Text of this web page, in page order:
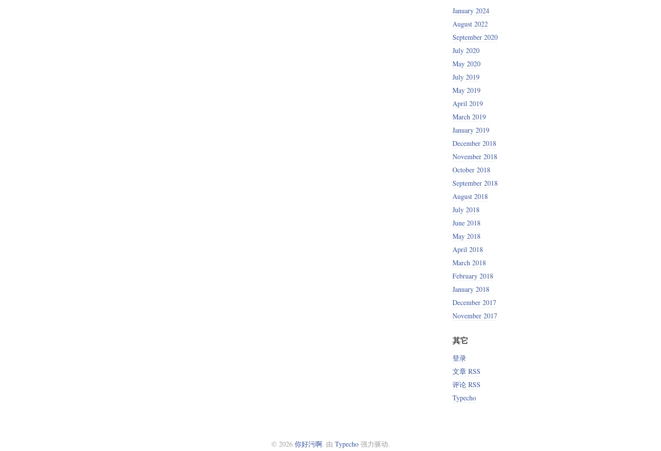
January 2024
August 2022
September 2020
July 2020
May 2020
July 2019
May 2019
April 2019
March 2019
January 2019
December 2018
November 2018
October 2018
September 2018
August 2018
July 2018
June 2018
May 2018
April 2018
March 2018
February 2018
January 2018
December 2017
November 2017
其它
登录
文章 RSS
评论 RSS
Typecho
© 2026 你好污啊. 由 Typecho强力驱动.